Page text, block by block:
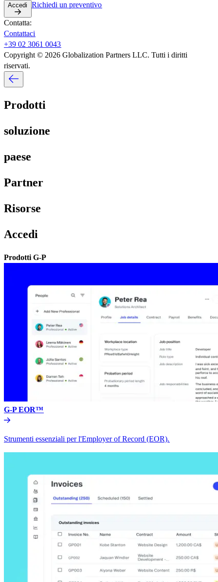
Accedi​​ Richiedi un preventivo​​
Contatta:​​
Contattaci​​
+39 02 3061 0043​​
Copyright © 2026 Globalization Partners LLC. Tutti i diritti
riservati.​​
Prodotti​​
soluzione​​
paese​​
Partner​​
Risorse​​
Accedi​​
Prodotti G-P​​
G-P EOR™​​
Strumenti essenziali per l'Employer of Record (EOR).​​